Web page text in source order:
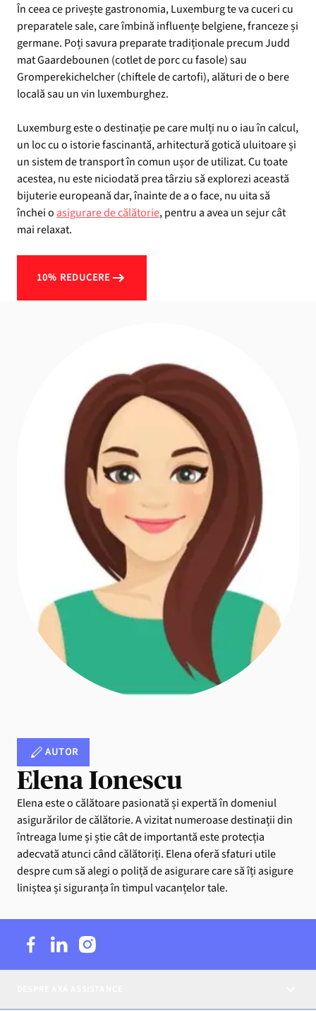
În ceea ce privește gastronomia, Luxemburg te va cuceri cu
preparatele sale, care îmbină influențe belgiene, franceze și
germane. Poți savura preparate tradiționale precum Judd
mat Gaardebounen (cotlet de porc cu fasole) sau
Gromperekichelcher (chiftele de cartofi), alături de o bere
locală sau un vin luxemburghez.
Luxemburg este o destinație pe care mulți nu o iau în calcul,
un loc cu o istorie fascinantă, arhitectură gotică uluitoare și
un sistem de transport în comun ușor de utilizat. Cu toate
acestea, nu este niciodată prea târziu să explorezi această
bijuterie europeană dar, înainte de a o face, nu uita să
închei o asigurare de călătorie, pentru a avea un sejur cât
mai relaxat.
10% REDUCERE
AUTOR
Elena Ionescu
Elena este o călătoare pasionată și expertă în domeniul
asigurărilor de călătorie. A vizitat numeroase destinații din
întreaga lume și știe cât de importantă este protecția
adecvată atunci când călătoriți. Elena oferă sfaturi utile
despre cum să alegi o poliță de asigurare care să îți asigure
liniștea și siguranța în timpul vacanțelor tale.